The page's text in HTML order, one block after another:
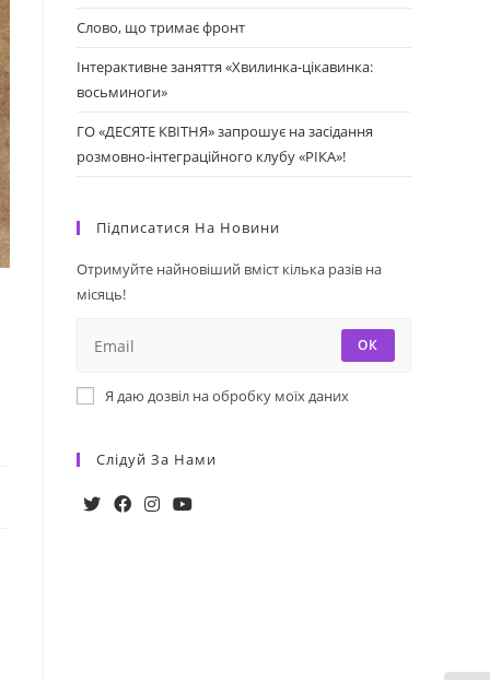
Слово, що тримає фронт
Інтерактивне заняття «Хвилинка-цікавинка:
восьминоги»
ГО «ДЕСЯТЕ КВІТНЯ» запрошує на засідання
розмовно-інтеграційного клубу «РІКА»!
Підписатися На Новини
Отримуйте найновіший вміст кілька разів на
місяць!
ОК
Я даю дозвіл на обробку моїх даних
Слідуй За Нами